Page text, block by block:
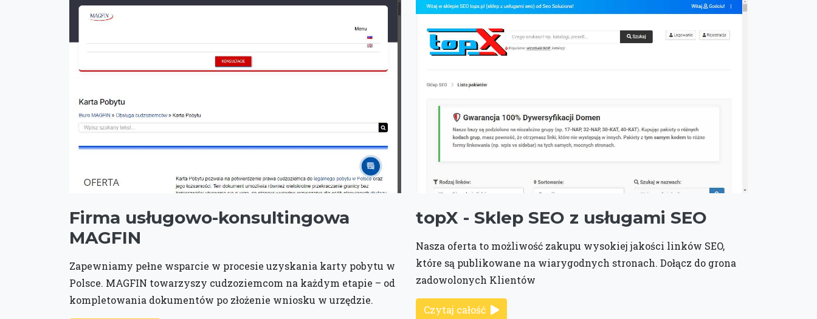
Firma usługowo-konsultingowa
MAGFIN
Zapewniamy pełne wsparcie w procesie uzyskania karty pobytu w
Polsce. MAGFIN towarzyszy cudzoziemcom na każdym etapie – od
kompletowania dokumentów po złożenie wniosku w urzędzie.
topX - Sklep SEO z usługami SEO
Nasza oferta to możliwość zakupu wysokiej jakości linków SEO,
które są publikowane na wiarygodnych stronach. Dołącz do grona
zadowolonych Klientów
Czytaj całość